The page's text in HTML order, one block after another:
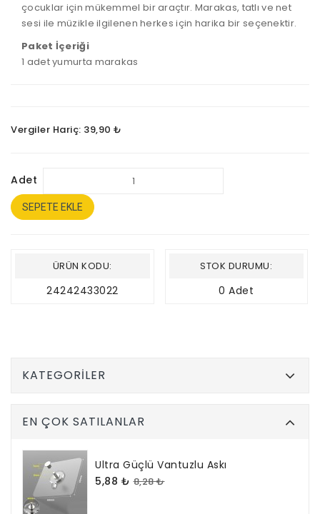
çocuklar için mükemmel bir araçtır. Marakas, tatlı ve net
sesi ile müzikle ilgilenen herkes için harika bir seçenektir.
Paket İçeriği
1 adet yumurta marakas
Vergiler Hariç: 39,90 ₺
Adet
SEPETE EKLE
ÜRÜN KODU:
24242433022
STOK DURUMU:
0 Adet
KATEGORILER
EN ÇOK SATILANLAR
Ultra Güçlü Vantuzlu Askı
5,88 ₺ 8,28 ₺